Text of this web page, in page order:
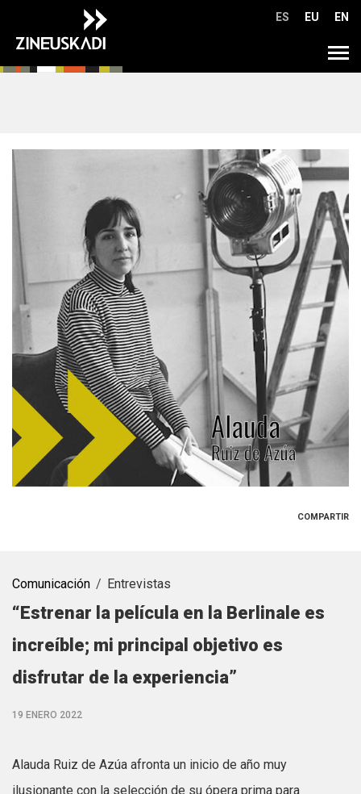
ES EU EN
COMPARTIR
Comunicación Entrevistas
“Estrenar la película en la Berlinale es
increíble; mi principal objetivo es
disfrutar de la experiencia”
19 ENERO 2022
Alauda Ruiz de Azúa afronta un inicio de año muy
ilusionante con la selección de su ópera prima para